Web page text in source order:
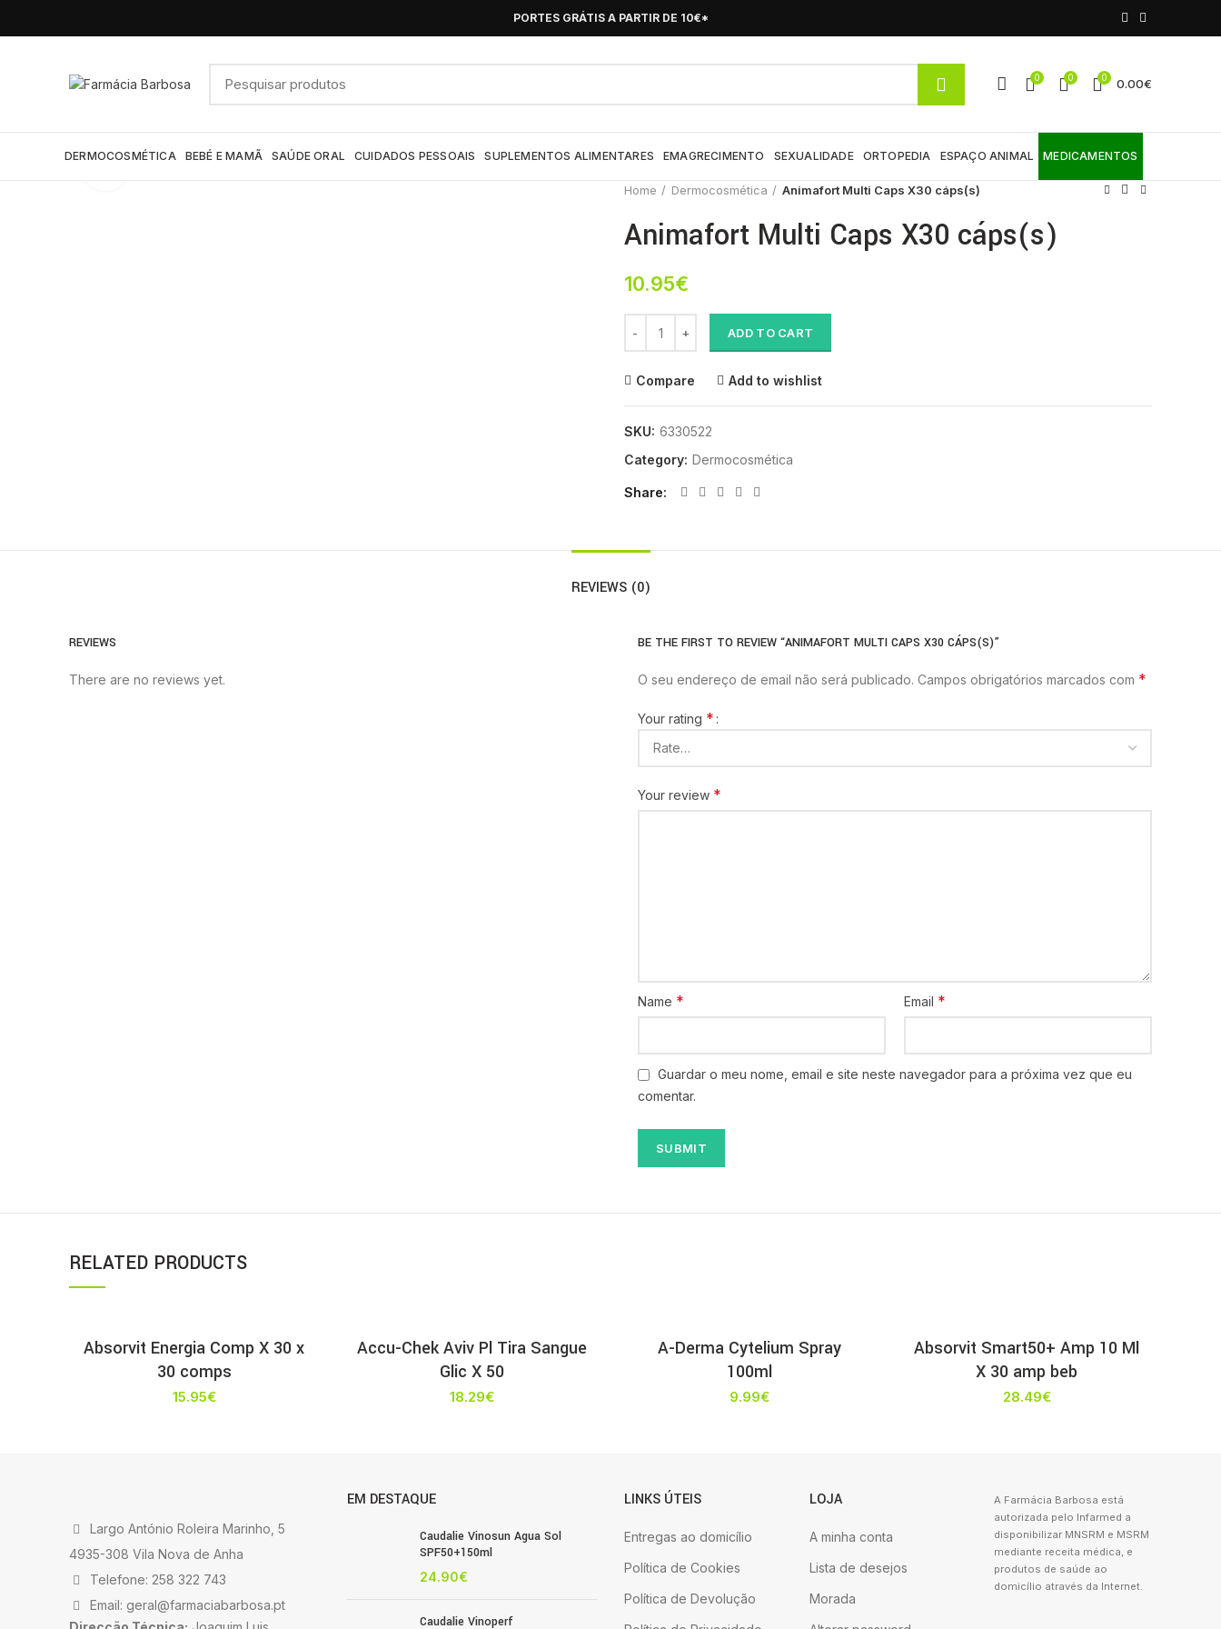
PORTES GRÁTIS A PARTIR DE 10€*
0 0 0 0.00€
DERMOCOSMÉTICA BEBÉ E MAMÃ SAÚDE ORAL CUIDADOS PESSOAIS SUPLEMENTOS ALIMENTARES EMAGRECIMENTO SEXUALIDADE ORTOPEDIA ESPAÇO ANIMAL MEDICAMENTOS
Home
Dermocosmética Animafort Multi Caps X30 cáps(s)
Animafort Multi Caps X30 cáps(s)
10.95€
ADD TO CART
Compare Add to wishlist
SKU: 6330522
Category: Dermocosmética
Share
REVIEWS (0)
REVIEWS
There are no reviews yet.
BE THE FIRST TO REVIEW “ANIMAFORT MULTI CAPS X30 CÁPS(S)”
O seu endereço de email não será publicado. Campos obrigatórios marcados com *
Your rating *
Your review *
Name * Email *
Guardar o meu nome, email e site neste navegador para a próxima vez que eu
comentar.
RELATED PRODUCTS
Absorvit Energia Comp X 30 x
30 comps
15.95€
Accu-Chek Aviv Pl Tira Sangue
Glic X 50
18.29€
A-Derma Cytelium Spray
100ml
9.99€
Absorvit Smart50+ Amp 10 Ml
X 30 amp beb
28.49€
Largo António Roleira Marinho, 5
4935-308 Vila Nova de Anha
Telefone: 258 322 743
Email: geral@farmaciabarbosa.pt
EM DESTAQUE
Caudalie Vinosun Agua Sol
SPF50+150ml
24.90€
Caudalie Vinoperf
LINKS ÚTEIS
Entregas ao domicílio
Política de Cookies
Política de Devolução
LOJA
A minha conta
Lista de desejos
Morada
A Farmácia Barbosa está
autorizada pelo Infarmed a
disponibilizar MNSRM e MSRM
mediante receita médica, e
produtos de saúde ao
domicílio através da Internet.